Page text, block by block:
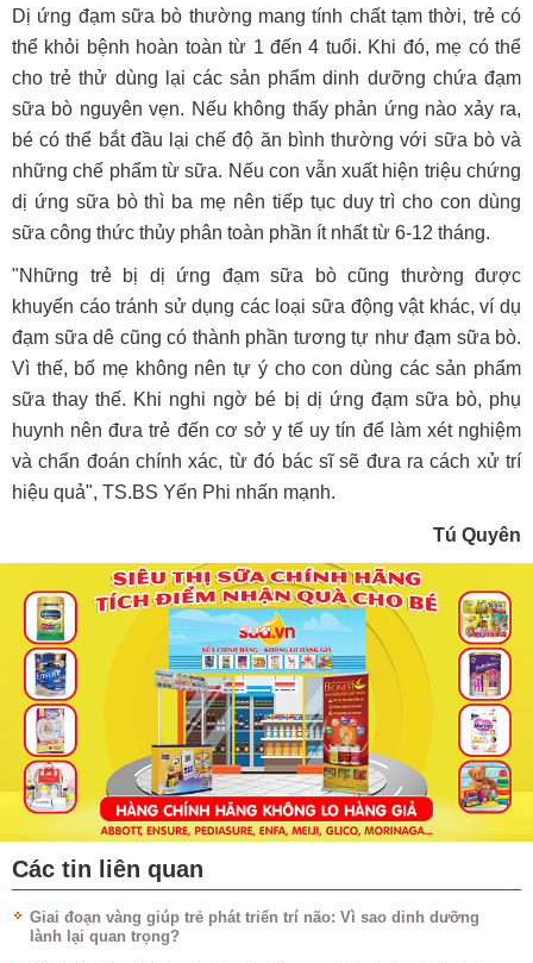
Dị ứng đạm sữa bò thường mang tính chất tạm thời, trẻ có
thể khỏi bệnh hoàn toàn từ 1 đến 4 tuổi. Khi đó, mẹ có thể
cho trẻ thử dùng lại các sản phẩm dinh dưỡng chứa đạm
sữa bò nguyên vẹn. Nếu không thấy phản ứng nào xảy ra,
bé có thể bắt đầu lại chế độ ăn bình thường với sữa bò và
những chế phẩm từ sữa. Nếu con vẫn xuất hiện triệu chứng
dị ứng sữa bò thì ba mẹ nên tiếp tục duy trì cho con dùng
sữa công thức thủy phân toàn phần ít nhất từ 6-12 tháng.
"Những trẻ bị dị ứng đạm sữa bò cũng thường được
khuyến cáo tránh sử dụng các loại sữa động vật khác, ví dụ
đạm sữa dê cũng có thành phần tương tự như đạm sữa bò.
Vì thế, bố mẹ không nên tự ý cho con dùng các sản phẩm
sữa thay thế. Khi nghi ngờ bé bị dị ứng đạm sữa bò, phụ
huynh nên đưa trẻ đến cơ sở y tế uy tín để làm xét nghiệm
và chẩn đoán chính xác, từ đó bác sĩ sẽ đưa ra cách xử trí
hiệu quả", TS.BS Yến Phi nhấn mạnh.
Tú Quyên
Các tin liên quan
Giai đoạn vàng giúp trẻ phát triển trí não: Vì sao dinh dưỡng
lành lại quan trọng?